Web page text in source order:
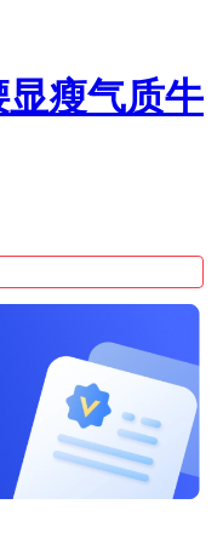
显瘦气质牛